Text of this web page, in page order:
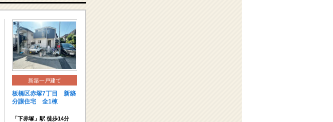
新築一戸建て
板橋区赤塚7丁目 新築
分譲住宅 全1棟
「下赤塚」駅 徒歩14分